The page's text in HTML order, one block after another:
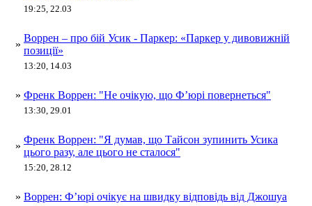
19:25, 22.03
»
Воррен – про бій Усик - Паркер: «Паркер у дивовижній
позиції»
13:20, 14.03
» Френк Воррен: "Не очікую, що Ф’юрі повернеться"
13:30, 29.01
»
Френк Воррен: "Я думав, що Тайсон зупинить Усика
цього разу, але цього не сталося"
15:20, 28.12
» Воррен: Ф’юрі очікує на швидку відповідь від Джошуа